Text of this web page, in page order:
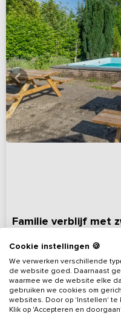
Familie verblijf met
5 - 18 6 3
Cookie instellingen 🍪
We verwerken verschillende
de website goed. Daarnaast
waarmee we de website elke
gebruiken we cookies om
websites. Door op 'Instellen' te
Klik op 'Accepteren en